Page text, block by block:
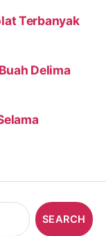
Terbanyak
Delima